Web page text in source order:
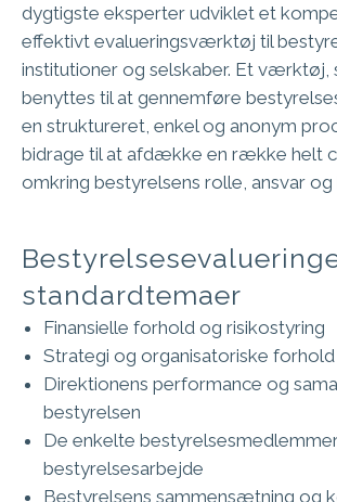
dygtigste eksperter udviklet et
effektivt evalueringsværktøj til
institutioner og selskaber. Et værktøj,
benyttes til at gennemføre
en struktureret, enkel og anonym
bidrage til at afdække en række helt
omkring bestyrelsens rolle, ansvar
standardtemaer
Finansielle forhold og risikostyring
Strategi og organisatoriske forhold​
Direktionens performance og
bestyrelsen
De enkelte
bestyrelsesarbejde
Bestyrelsens sammensætning og